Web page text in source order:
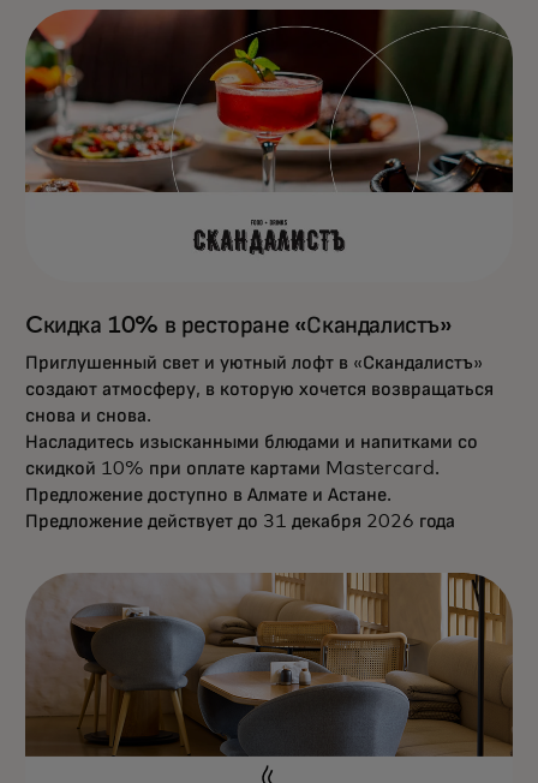
Cкидка 10% в ресторане «Скандалистъ»
Приглушенный свет и уютный лофт в «Скандалистъ»
создают атмосферу, в которую хочется возвращаться
снова и снова.
Насладитесь изысканными блюдами и напитками со
скидкой 10% при оплате картами Mastercard.
Предложение доступно в Алмате и Астане.
Предложение действует до 31 декабря 2026 года